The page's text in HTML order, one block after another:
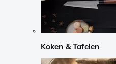
Koken & Tafelen